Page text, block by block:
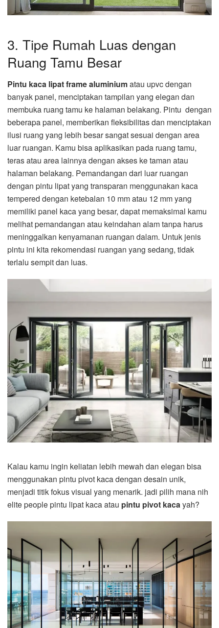
3. Tipe Rumah Luas dengan
Ruang Tamu Besar
Pintu kaca lipat frame aluminiumatau upvc dengan
banyak panel, menciptakan tampilan yang elegan dan
membuka ruang tamu ke halaman belakang. Pintu dengan
beberapa panel, memberikan fleksibilitas dan menciptakan
ilusi ruang yang lebih besar sangat sesuai dengan area
luar ruangan. Kamu bisa aplikasikan pada ruang tamu,
teras atau area lainnya dengan akses ke taman atau
halaman belakang. Pemandangan dari luar ruangan
dengan pintu lipat yang transparan menggunakan kaca
tempered dengan ketebalan 10 mm atau 12 mm yang
memiliki panel kaca yang besar, dapat memaksimal kamu
melihat pemandangan atau keindahan alam tanpa harus
meninggalkan kenyamanan ruangan dalam. Untuk jenis
pintu ini kita rekomendasi ruangan yang sedang, tidak
terlalu sempit dan luas.
Kalau kamu ingin keliatan lebih mewah dan elegan bisa
menggunakan pintu pivot kaca dengan desain unik,
menjadi titik fokus visual yang menarik. jadi pilih mana nih
elite people pintu lipat kaca atau pintu pivot kacayah?